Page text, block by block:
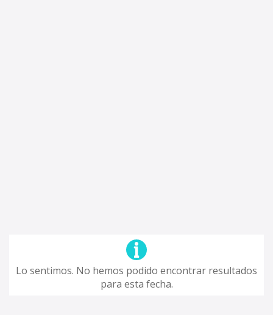
Lo sentimos. No hemos podido encontrar resultados
para esta fecha.